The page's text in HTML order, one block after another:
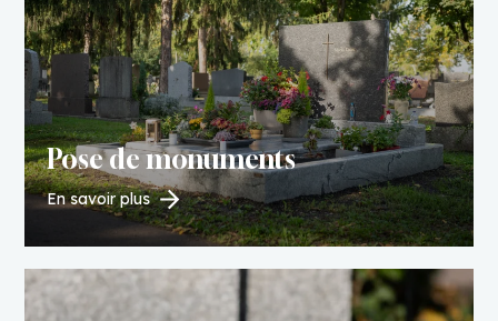
Pose de monuments
En savoir plus